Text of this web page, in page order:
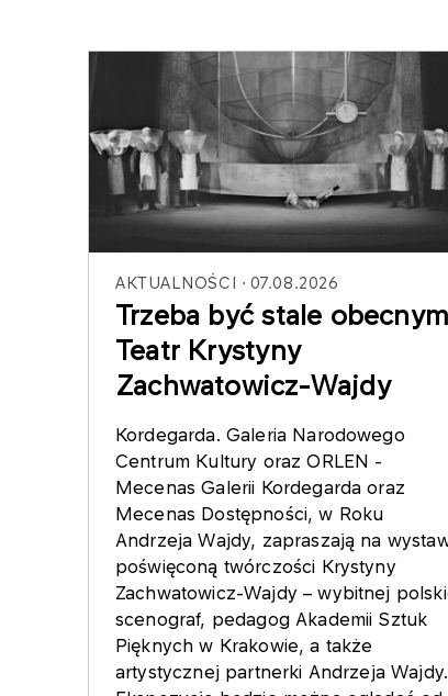
AKTUALNOŚCI 07.08.2026
Trzeba być stale
Teatr Krystyny
Zachwatowicz-Wajdy
Kordegarda. Galeria Narodowego
Centrum Kultury oraz ORLEN -
Mecenas Galerii Kordegarda oraz
Mecenas Dostępności, w Roku
Andrzeja Wajdy, zapraszają na
poświęconą twórczości Krystyny
Zachwatowicz-Wajdy – wybitnej
scenograf, pedagog Akademii Sztuk
Pięknych w Krakowie, a także
artystycznej partnerki Andrzeja Wajdy.